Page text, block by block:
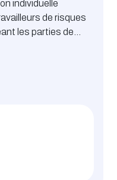
individuelle
de risques
les parties de
:
types d’EPI et
de sécurité
des EPI